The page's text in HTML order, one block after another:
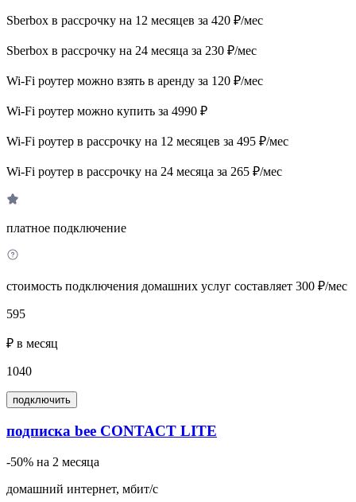
Sberbox в рассрочку на 12 месяцев за 420 ₽/мес
Sberbox в рассрочку на 24 месяца за 230 ₽/мес
Wi-Fi роутер можно взять в аренду за 120 ₽/мес
Wi-Fi роутер можно купить за 4990 ₽
Wi-Fi роутер в рассрочку на 12 месяцев за 495 ₽/мес
Wi-Fi роутер в рассрочку на 24 месяца за 265 ₽/мес
платное подключение
стоимость подключения домашних услуг составляет 300 ₽/мес
595
₽ в месяц
1040
подключить
подписка bee CONTACT LITE
-50% на 2 месяца
домашний интернет, мбит/с